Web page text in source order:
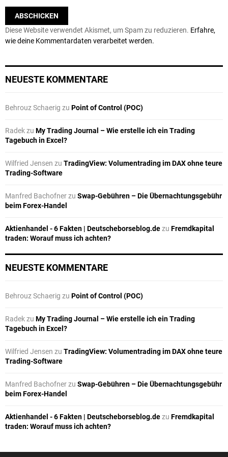
Diese Website verwendet Akismet, um Spam zu reduzieren. Erfahre,
wie deine Kommentardaten verarbeitet werden.
NEUESTE KOMMENTARE
Behrouz Schaerig zu Point of Control (POC)
Radekzu My Trading Journal – Wie erstelle ich ein Trading
Tagebuch in Excel?
Wilfried Jensen zu TradingView: Volumentrading im DAX ohne teure
Trading-Software
Manfred Bachofnerzu Swap-Gebühren – Die Übernachtungsgebühr
beim Forex-Handel
Aktienhandel - 6 Fakten | Deutscheborseblog.dezu Fremdkapital
traden: Worauf muss ich achten?
NEUESTE KOMMENTARE
Behrouz Schaerig zu Point of Control (POC)
Radekzu My Trading Journal – Wie erstelle ich ein Trading
Tagebuch in Excel?
Wilfried Jensen zu TradingView: Volumentrading im DAX ohne teure
Trading-Software
Manfred Bachofnerzu Swap-Gebühren – Die Übernachtungsgebühr
beim Forex-Handel
Aktienhandel - 6 Fakten | Deutscheborseblog.dezu Fremdkapital
traden: Worauf muss ich achten?